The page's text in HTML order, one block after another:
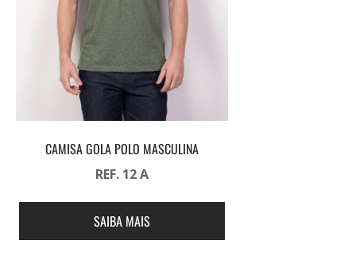
CAMISA GOLA POLO MASCULINA
REF. 12 A
SAIBA MAIS